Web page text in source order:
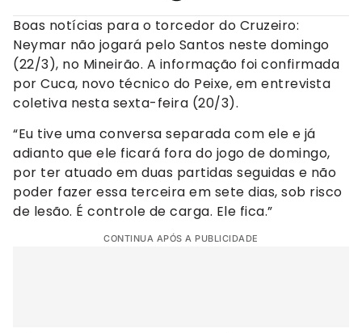
Boas notícias para o torcedor do Cruzeiro:
Neymar não jogará pelo Santos neste domingo
(22/3), no Mineirão. A informação foi confirmada
por Cuca, novo técnico do Peixe, em entrevista
coletiva nesta sexta-feira (20/3).
“Eu tive uma conversa separada com ele e já
adianto que ele ficará fora do jogo de domingo,
por ter atuado em duas partidas seguidas e não
poder fazer essa terceira em sete dias, sob risco
de lesão. É controle de carga. Ele fica.”
CONTINUA APÓS A PUBLICIDADE